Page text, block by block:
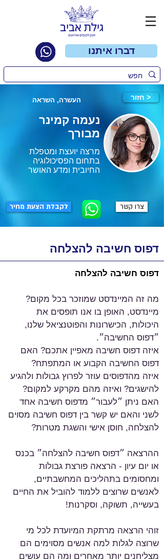
דברו איתנו
העשרה, השראה חזור >
נעמה קמינר
מבורך
מרצה יועצת ומטפלת
בתחום הפסיכולוגיה
החיובית ומדע האושר
צרו קשר לקבלת הצעת מחיר
דפוס חשיבה להצלחה
דפוס חשיבה להצלחה
מה זה המיינדסט שמוזכר בכל מקום?
מיינדסט, האופן בו אנו תופסים את
היכולות, הכישרונות והפוטנציאל שלנו,
״דפוס החשיבה״.
איזה דפוס חשיבה מאפיין אתכם? האם
דפוס החשיבה הקבוע או המתפתח?
איזה מהדפוסים עוזר לפרוץ גבולות ולהגיע
להישגים? ואיזה מהם מקרקע למקום?
האם ניתן ״לעבור״ מדפוס חשיבה אחד
לשני והאם יש קשר בין דפוס חשיבה מסוים
להצלחה, חוסן אישי והשגת מטרות?
ההרצאה ״דפוס חשיבה להצלחה״ בכנס
או יום עיון - הרצאה פורצת גבולות
ומחסומים בתהליכים המחשבתיים,
לאנשים שרוצים ללמוד להוביל את החיים
בעשייה, תשוקה, וסקרנות!
זוהי הרצאה מרתקת המיועדת לכל מי
שרוצה לגלות למה אנשים מסוימים הם
מצליחנים יותר מאחרים ומה הם עושים